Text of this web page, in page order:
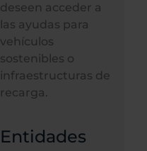
deseen acceder a
las ayudas para
vehículos
sostenibles o
infraestructuras de
recarga.
Entidades